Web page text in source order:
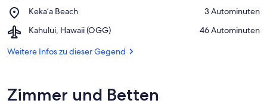
Beach
Keka’a Beach
Place,
Beach
‪3 Autominuten‬
Kahului, Hawaii (OGG)
Airport,
Hawaii
‪46 Autominuten‬
Weitere Infos zu dieser Gegend
Zimmer und Betten